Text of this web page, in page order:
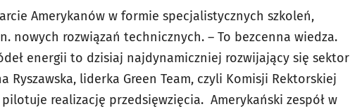
Amerykanów w formie specjalistycznych szkoleń,
nowych rozwiązań technicznych. – To bezcenna wiedza.
energii to dzisiaj najdynamiczniej rozwijający się sektor
Ryszawska, liderka Green Team, czyli Komisji Rektorskiej
realizację przedsięwzięcia. Amerykański zespół w